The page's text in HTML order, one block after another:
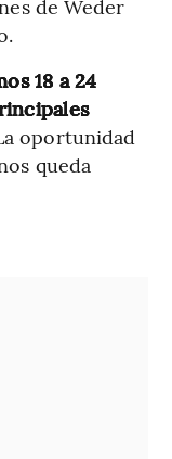
de Weder
18 a 24
oportunidad
queda